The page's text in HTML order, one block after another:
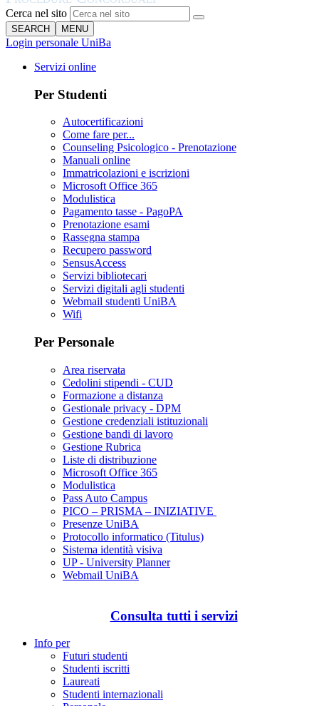
Cerca nel sito
SEARCH MENU
Login personale UniBa
Servizi online
Per Studenti
Autocertificazioni
Come fare per...
Counseling Psicologico - Prenotazione
Manuali online
Immatricolazioni e iscrizioni
Microsoft Office 365
Modulistica
Pagamento tasse - PagoPA
Prenotazione esami
Rassegna stampa
Recupero password
SensusAccess
Servizi bibliotecari
Servizi digitali agli studenti
Webmail studenti UniBA
Wifi
Per Personale
Area riservata
Cedolini stipendi - CUD
Formazione a distanza
Gestionale privacy - DPM
Gestione credenziali istituzionali
Gestione bandi di lavoro
Gestione Rubrica
Liste di distribuzione
Microsoft Office 365
Modulistica
Pass Auto Campus
PICO – PRISMA – INIZIATIVE
Presenze UniBA
Protocollo informatico (Titulus)
Sistema identità visiva
UP - University Planner
Webmail UniBA
Consulta tutti i servizi
Info per
Futuri studenti
Studenti iscritti
Laureati
Studenti internazionali